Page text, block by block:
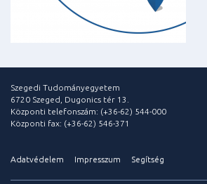
Szegedi Tudományegyetem
6720 Szeged, Dugonics tér 13.
Központi telefonszám: (+36-62) 544-000
Központi fax: (+36-62) 546-371
Adatvédelem Impresszum Segítség